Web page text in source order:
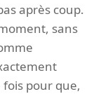
après coup.
sans
pour que,